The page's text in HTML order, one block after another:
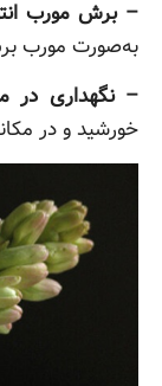
– برش مورب
به‌صورت مورب
– نگهداری در
خورشید و در